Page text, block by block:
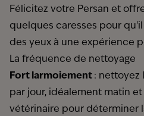
Félicitez votre Persan et
quelques caresses pour
des yeux à une expérience
La fréquence de nettoyage
Fort larmoiement : nettoyez
par jour, idéalement matin
vétérinaire pour déterminer